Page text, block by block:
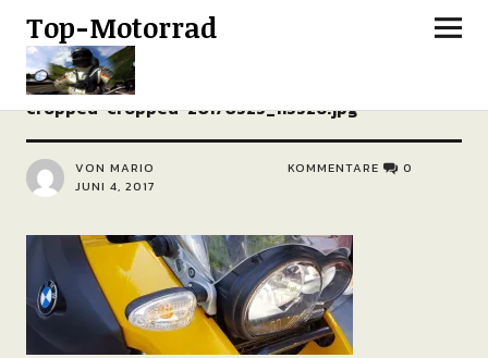
Top-Motorrad
cropped-cropped-20170525_115526.jpg
VON MARIO
JUNI 4, 2017
KOMMENTARE 0